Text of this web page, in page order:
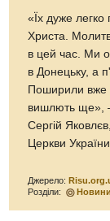
«Їх дуже
Христа.
в цей час. Ми
в Донецьку, а
Поширили вже
вишлють ще», –
Сергій
Церкви України.
Джерело:
Розділи: